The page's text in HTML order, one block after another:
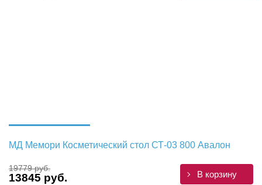
МД Мемори Косметический стол СТ-03 800 Авалон
19779 руб.
13845 руб. В корзину